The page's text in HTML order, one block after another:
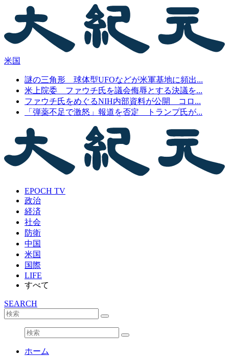
米国
謎の三角形 球体型UFOなどが米軍基地に頻出...
米上院委 ファウチ氏を議会侮辱とする決議を...
ファウチ氏をめぐるNIH内部資料が公開 コロ...
「弾薬不足で激怒」報道を否定 トランプ氏が...
EPOCH TV
政治
経済
社会
防衛
中国
米国
国際
LIFE
すべて
SEARCH
ホーム